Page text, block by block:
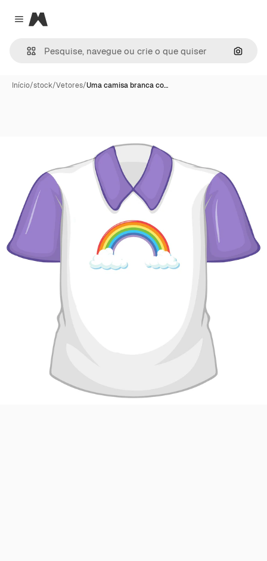
Close menu
Magnific
Início/stock/Vetores/Uma camisa branca co…